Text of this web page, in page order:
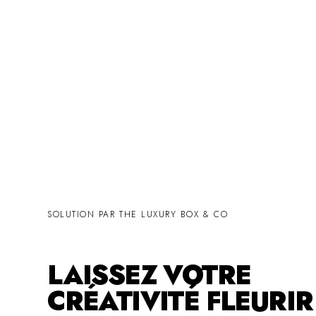
SOLUTION PAR THE LUXURY BOX & CO
LAISSEZ VOTRE
CRÉATIVITÉ